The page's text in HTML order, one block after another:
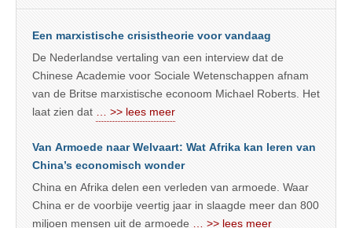
Een marxistische crisistheorie voor vandaag
De Nederlandse vertaling van een interview dat de
Chinese Academie voor Sociale Wetenschappen afnam
van de Britse marxistische econoom Michael Roberts. Het
laat zien dat
… >> lees meer
Van Armoede naar Welvaart: Wat Afrika kan leren van
China’s economisch wonder
China en Afrika delen een verleden van armoede. Waar
China er de voorbije veertig jaar in slaagde meer dan 800
miljoen mensen uit de armoede
… >> lees meer